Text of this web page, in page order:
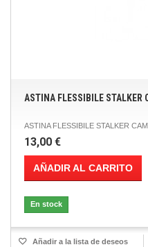
ASTINA FLESSIBILE STALKER
ASTINA FLESSIBILE STALKER
13,00 €
AÑADIR AL CARRITO
En stock
Añadir a la lista de deseos